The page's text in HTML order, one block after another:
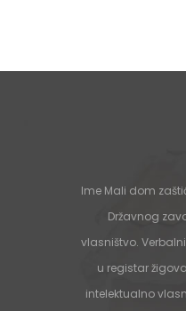
Ime Mali dom
Državnog
vlasništvo.
u registar
intelektualno